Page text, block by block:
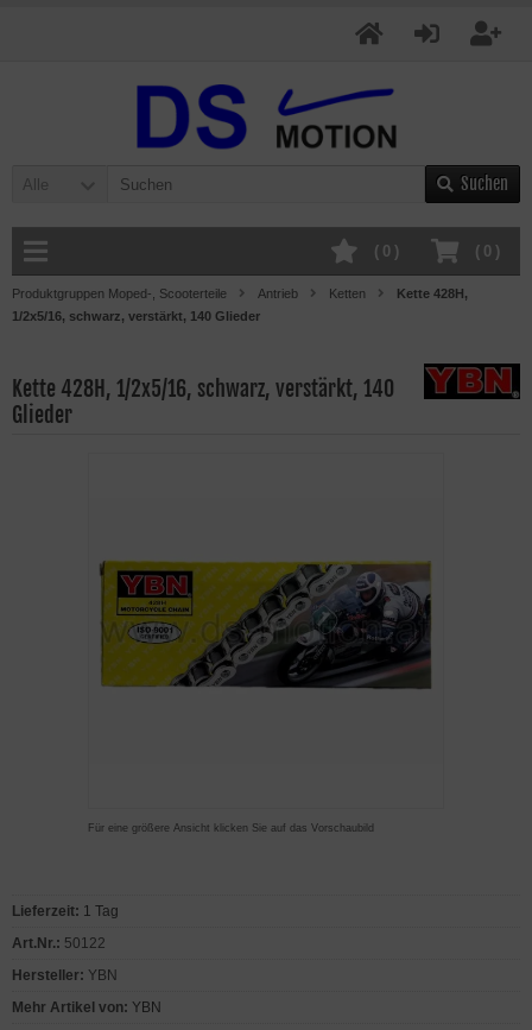
Alle Suchen
( 0 )
( 0 )
Produktgruppen Moped-, Scooterteile Antrieb Ketten
Kette 428H,
1/2x5/16, schwarz, verstärkt, 140 Glieder
Kette 428H, 1/2x5/16, schwarz, verstärkt, 140
Glieder
Für eine größere Ansicht klicken Sie auf das Vorschaubild
Lieferzeit: 1 Tag
Art.Nr.: 50122
Hersteller: YBN
Mehr Artikel von: YBN